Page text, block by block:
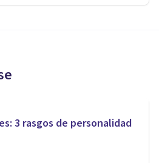
3 rasgos de personalidad